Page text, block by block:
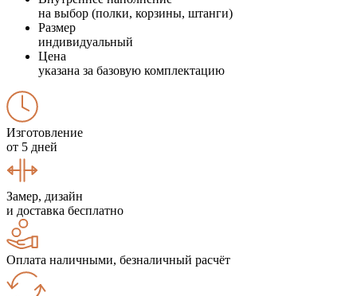
на выбор (полки, корзины, штанги)
Размер
индивидуальный
Цена
указана за базовую комплектацию
Изготовление
от 5 дней
Замер, дизайн
и доставка бесплатно
Оплата наличными, безналичный расчёт